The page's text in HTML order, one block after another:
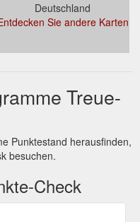
Deutschland
Sie andere Karten
Treue-
Punktestand herausfinden,
besuchen.
Check